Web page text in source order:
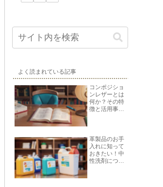
よく読まれている記事
コンポジショ
ンレザーとは
何か？その特
徴と活用事例
革製品のお手
入れに知って
おきたい！中
性洗剤につい